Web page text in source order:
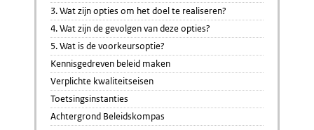
3. Wat zijn opties om het doel te realiseren?
4. Wat zijn de gevolgen van deze opties?
5. Wat is de voorkeursoptie?
Kennisgedreven beleid maken
Verplichte kwaliteitseisen
Toetsingsinstanties
Achtergrond Beleidskompas